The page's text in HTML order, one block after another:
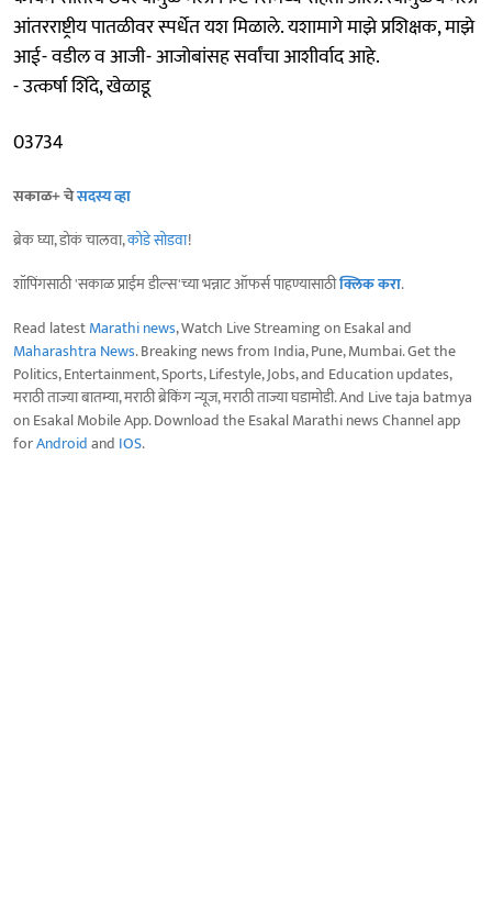
आंतरराष्ट्रीय पातळीवर स्पर्धेत यश मिळाले. यशामागे माझे प्रशिक्षक, माझे
आई- वडील व आजी- आजोबांसह सर्वांचा आशीर्वाद आहे.
- उत्कर्षा शिंदे, खेळाडू
03734
सकाळ+ चेसदस्य व्हा
ब्रेक घ्या, डोकं चालवा,कोडे सोडवा!
शॉपिंगसाठी 'सकाळ प्राईम डील्स'च्या भन्नाट ऑफर्स पाहण्यासाठीक्लिक करा.
Read latestMarathi news, Watch Live Streaming on Esakal and
Maharashtra News. Breaking news from India, Pune, Mumbai. Get the
Politics, Entertainment, Sports, Lifestyle, Jobs, and Education updates,
मराठी ताज्या बातम्या, मराठी ब्रेकिंग न्यूज, मराठी ताज्या घडामोडी. And Live taja batmya
on Esakal Mobile App. Download the Esakal Marathi news Channel app
forAndroidand IOS.